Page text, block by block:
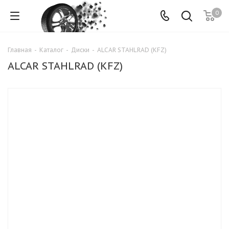
0
Главная - Каталог - Диски - ALCAR STAHLRAD (KFZ)
ALCAR STAHLRAD (KFZ)